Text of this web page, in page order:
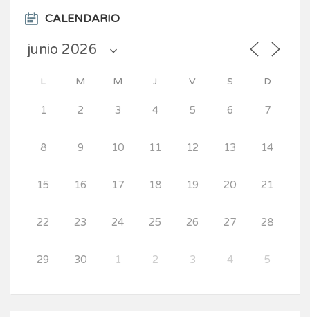
CALENDARIO
L M M J V S D
1 2 3 4 5 6 7
8 9 10 11 12 13 14
15 16 17 18 19 20 21
22 23 24 25 26 27 28
29 30 1 2 3 4 5